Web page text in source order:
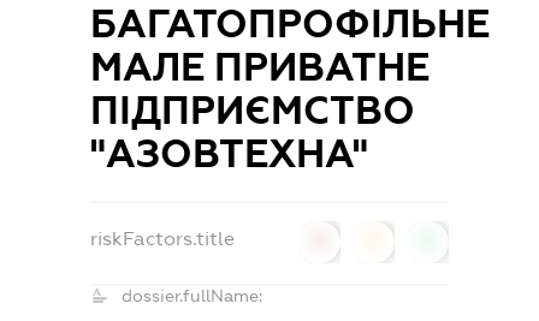
БАГАТОПРОФІЛЬНЕ
МАЛЕ ПРИВАТНЕ
ПІДПРИЄМСТВО
"АЗОВТЕХНА"
riskFactors.title
dossier.fullName: